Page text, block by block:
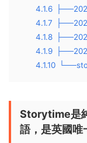
4.1.6
4.1.7
4.1.8
4.1.9
4.1.10
Storytime是
語，是英國唯